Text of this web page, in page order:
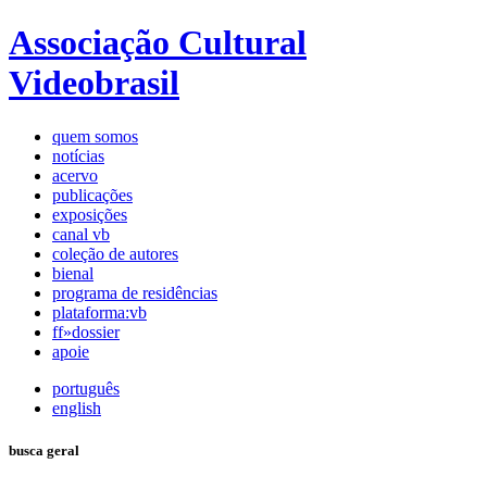
Associação Cultural
Videobrasil
quem somos
notícias
acervo
publicações
exposições
canal vb
coleção de autores
bienal
programa de residências
plataforma:vb
ff»dossier
apoie
português
english
busca geral